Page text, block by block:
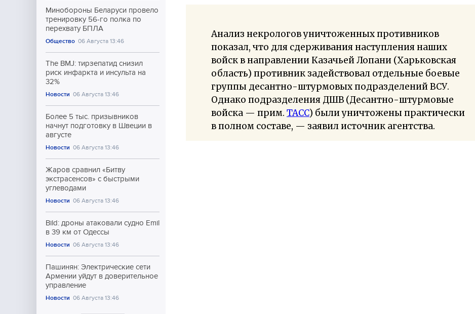
Минобороны Беларуси провело
тренировку 56-го полка по
перехвату БПЛА
Общество 06 Августа 13:46
The BMJ: тирзепатид снизил
риск инфаркта и инсульта на
32%
Новости 06 Августа 13:46
Более 5 тыс. призывников
начнут подготовку в Швеции в
августе
Новости 06 Августа 13:46
Жаров сравнил «Битву
экстрасенсов» с быстрыми
углеводами
Новости 06 Августа 13:46
Bild: дроны атаковали судно Emil
в 39 км от Одессы
Новости 06 Августа 13:46
Пашинян: Электрические сети
Армении уйдут в доверительное
управление
Новости 06 Августа 13:46
Анализ некрологов уничтоженных противников
показал, что для сдерживания наступления наших
войск в направлении Казачьей Лопани (Харьковская
область) противник задействовал отдельные боевые
группы десантно-штурмовых подразделений ВСУ.
Однако подразделения ДШВ (Десантно-штурмовые
войска — прим. ТАСС) были уничтожены практически
в полном составе, — заявил источник агентства.